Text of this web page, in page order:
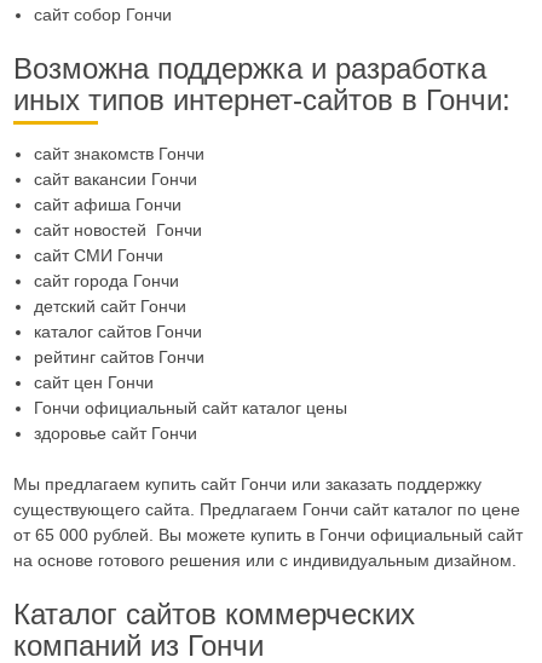
сайт собор Гончи
Возможна поддержка и разработка
иных типов интернет-сайтов в Гончи:
сайт знакомств Гончи
сайт вакансии Гончи
сайт афиша Гончи
сайт новостей Гончи
сайт СМИ Гончи
сайт города Гончи
детский сайт Гончи
каталог сайтов Гончи
рейтинг сайтов Гончи
сайт цен Гончи
Гончи официальный сайт каталог цены
здоровье сайт Гончи
Мы предлагаем купить сайт Гончи или заказать поддержку
существующего сайта. Предлагаем Гончи сайт каталог по цене
от 65 000 рублей. Вы можете купить в Гончи официальный сайт
на основе готового решения или с индивидуальным дизайном.
Каталог сайтов коммерческих
компаний из Гончи